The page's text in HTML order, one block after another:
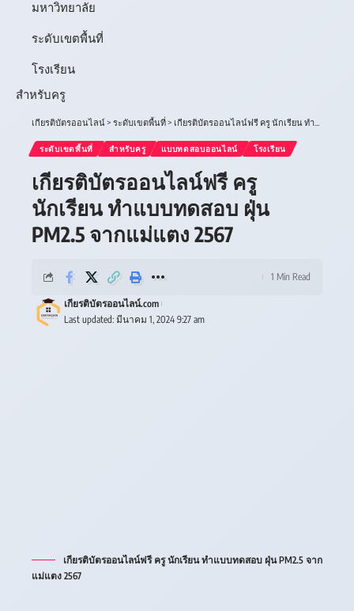
มหาวิทยาลัย
ระดับเขตพื้นที่
โรงเรียน
สำหรับครู
เกียรติบัตรออนไลน์> ระดับเขตพื้นที่> เกียรติบัตรออนไลน์ฟรี ครู นักเรียน ทำแบบทดสอบ ฝุ่น PM2.5 จากแม่แตง 2567
ระดับเขตพื้นที่ สำหรับครู แบบทดสอบออนไลน์ โรงเรียน
เกียรติบัตรออนไลน์ฟรี ครู
นักเรียน ทำแบบทดสอบ ฝุ่น
PM2.5 จากแม่แตง 2567
Last updated: มีนาคม 1, 2024 9:27 am
เกียรติบัตรออนไลน์.com
1 Min Read
เกียรติบัตรออนไลน์ฟรี ครู นักเรียน ทำแบบทดสอบ ฝุ่น PM2.5 จาก
แม่แตง 2567